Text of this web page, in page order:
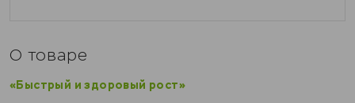
О товаре
«Быстрый и здоровый рост»